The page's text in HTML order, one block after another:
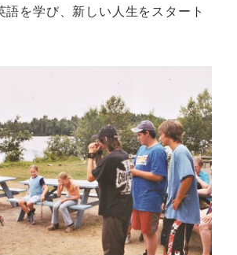
語を学び、新しい人生をスタート